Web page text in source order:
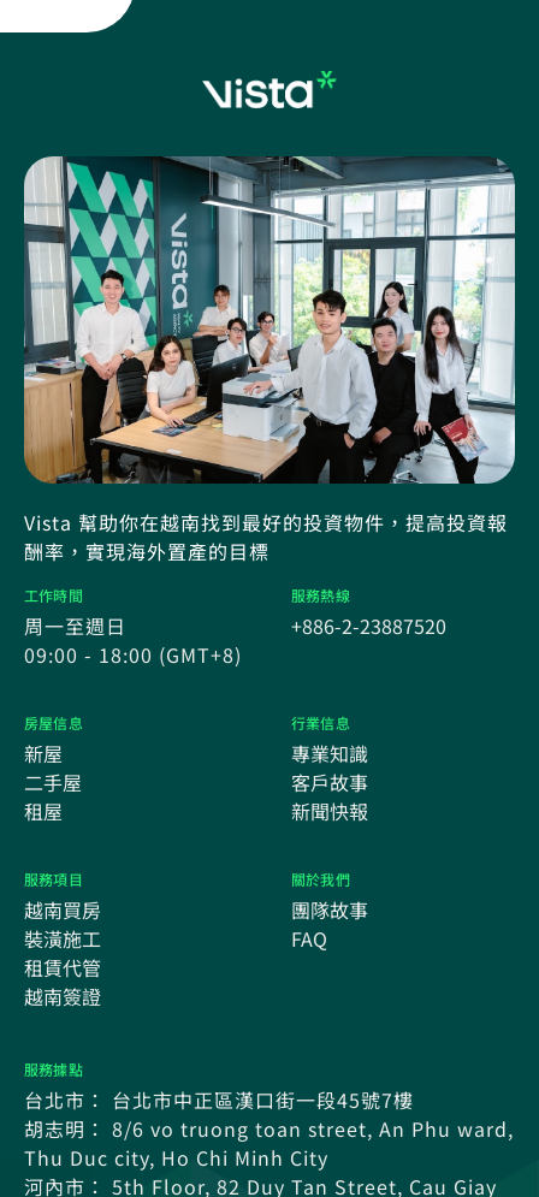
Vista 幫助你在越南找到最好的投資物件，提高投資報
酬率，實現海外置產的目標
工作時間
周一至週日
09:00 - 18:00 (GMT+8)
服務熱線
+886-2-23887520
房屋信息
新屋
二手屋
租屋
行業信息
專業知識
客戶故事
新聞快報
服務項目
越南買房
裝潢施工
租賃代管
越南簽證
關於我們
團隊故事
FAQ
服務據點
台北市： 台北市中正區漢口街一段45號7樓
胡志明： 8/6 vo truong toan street, An Phu ward,
Thu Duc city, Ho Chi Minh City
河內市： 5th Floor, 82 Duy Tan Street, Cau Giay